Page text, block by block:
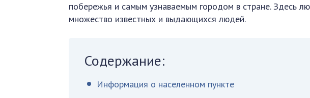
побережья и самым узнаваемым городом в стране. Здесь
множество известных и выдающихся людей.
Содержание:
Информация о населенном пункте